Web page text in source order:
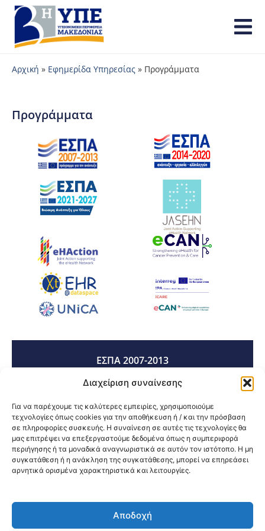
Διαχείριση συναίνεσης
Για να παρέχουμε τις καλύτερες εμπειρίες, χρησιμοποιούμε
τεχνολογίες όπως cookies για την αποθήκευση ή / και την πρόσβαση
σε πληροφορίες συσκευής. Η συναίνεση σε αυτές τις τεχνολογίες θα
μας επιτρέψει να επεξεργαστούμε δεδομένα όπως η συμπεριφορά
περιήγησης ή τα μοναδικά αναγνωριστικά σε αυτόν τον ιστότοπο. Η μη
συγκατάθεση ή η ανάκληση της συγκατάθεσης, μπορεί να επηρεάσει
αρνητικά ορισμένα χαρακτηριστικά και λειτουργίες.
Αποδοχή
Αρχική » Εφημερίδα Υπηρεσίας » Προγράμματα
Προγράμματα
ΕΣΠΑ 2007-2013
ΕΣΠΑ 2014-2020
ΕΣΠΑ 2021-2027
@2026 3ype.gr All rights reserved